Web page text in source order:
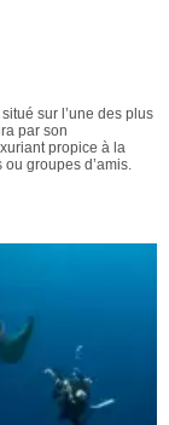
sur l’une des plus
par son
propice à la
groupes d’amis.